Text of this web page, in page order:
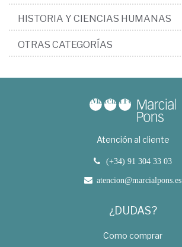
HISTORIA Y CIENCIAS HUMANAS
OTRAS CATEGORÍAS
Atención al cliente
(+34) 91 304 33 03
atencion@marcialpons.es
¿DUDAS?
Como comprar